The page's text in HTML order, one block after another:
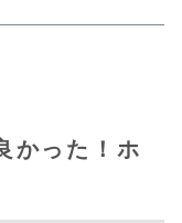
かった！ホ